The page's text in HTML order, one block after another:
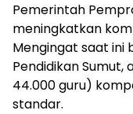
Pemerintah
meningkatkan
Mengingat saat ini
Pendidikan Sumut,
44.000 guru)
standar.